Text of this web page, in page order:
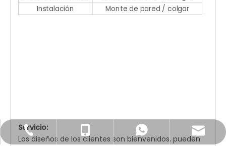
Instalación
Monte de pared / colgar
Servicio:
Los diseños de los clientes son bienvenidos, pueden
+86-769-33838007
+86-18680059526
+86-18680059526
Joyce@unatechcn.com